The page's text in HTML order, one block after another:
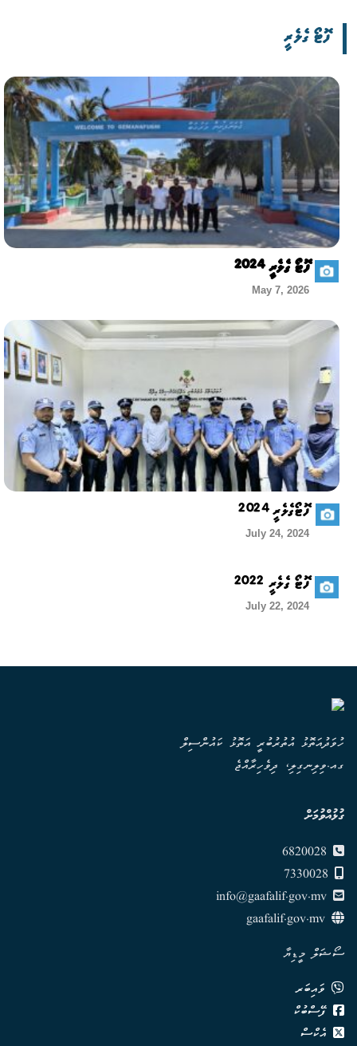
ފޮޓޯ ގެލެރީ
ފޮޓޯ ގެލެރީ 2024
May 7, 2026
ފޮޓޯގެލެރީ 2024
July 24, 2024
ފޮޓޯ ގެލެރީ 2022
July 22, 2024
ހުވަދުއަތޮޅު އުތުރުބުރީ އަތޮޅު ކައުންސިލް
ގއ.ވިލިނގިލި، ދިވެހިރާއްޖެ
ގުޅުއްވުމަށް
info@gaafalif.gov.mv
ސޯޝަލް މީޑިޔާ
ވައިބަރ
ފޭސްބުކް
އެކްސް